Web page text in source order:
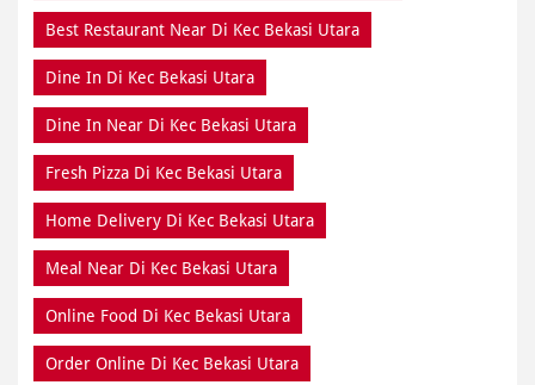
Best Restaurant Near Di Kec Bekasi Utara
Dine In Di Kec Bekasi Utara
Dine In Near Di Kec Bekasi Utara
Fresh Pizza Di Kec Bekasi Utara
Home Delivery Di Kec Bekasi Utara
Meal Near Di Kec Bekasi Utara
Online Food Di Kec Bekasi Utara
Order Online Di Kec Bekasi Utara